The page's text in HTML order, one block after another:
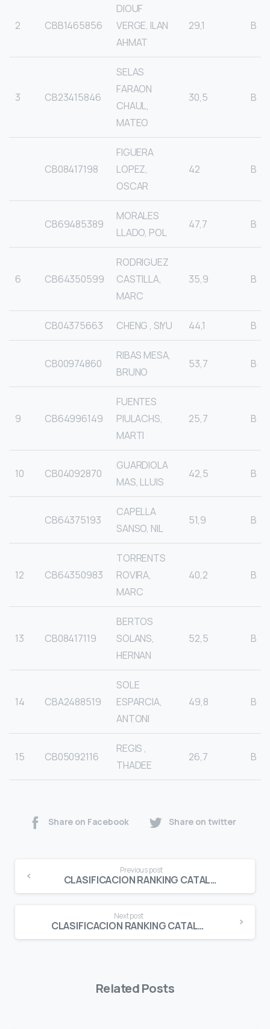
2 CBB1465856
DIOUF
VERGE, ILAN
AHMAT
29,1 B
3 CB23415846
SELAS
FARAON
CHAUL,
MATEO
30,5 B
CB08417198
FIGUERA
LOPEZ,
OSCAR
42 B
CB69485389
MORALES
LLADO, POL
47,7 B
6 CB64350599
RODRIGUEZ
CASTILLA,
MARC
35,9 B
CB04375663 CHENG , SIYU 44,1 B
CB00974860
RIBAS MESA,
BRUNO
53,7 B
9 CB64996149
FUENTES
PIULACHS,
MARTI
25,7 B
10 CB04092870
GUARDIOLA
MAS, LLUIS
42,5 B
CB64375193
CAPELLA
SANSO, NIL
51,9 B
12 CB64350983
TORRENTS
ROVIRA,
MARC
40,2 B
13 CB08417119
BERTOS
SOLANS,
HERNAN
52,5 B
14 CBA2488519
SOLE
ESPARCIA,
ANTONI
49,8 B
15 CB05092116
REGIS ,
THADEE
26,7 B
Share on Facebook Share on twitter
Reading
Previous post
CLASIFICACION RANKING CATALUNYA PROMESES BENJAMIN FEMENINO
Next post
CLASIFICACION RANKING CATALUNYA PROMESES ALEVIN MASCULINO
Related Posts